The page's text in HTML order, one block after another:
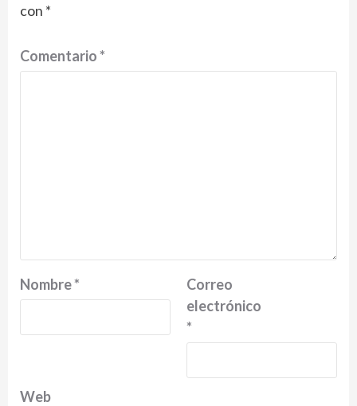
con *
Comentario*
Nombre*
Correo
electrónico
*
Web